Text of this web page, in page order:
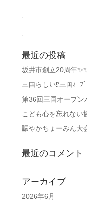
最近の投稿
坂井市創立20周年
三国らしい⁉️三国ｵｰﾌ
第36回三国オープン
こども心を忘れない
賑やかちょーみん大
最近のコメント
アーカイブ
2026年6月